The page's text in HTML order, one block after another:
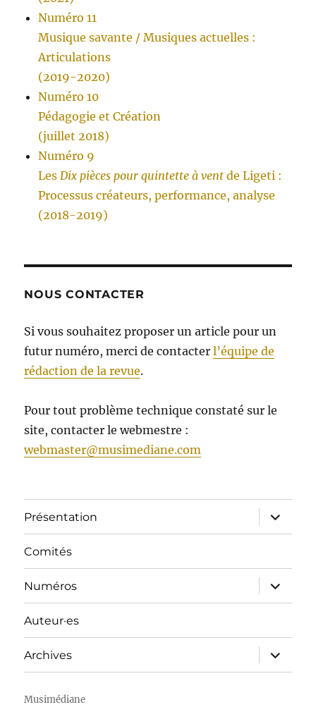
Numéro 11
Musique savante / Musiques actuelles :
Articulations
(2019-2020)
Numéro 10
Pédagogie et Création
(juillet 2018)
Numéro 9
LesDix pièces pour quintette à vent de Ligeti :
Processus créateurs, performance, analyse
(2018-2019)
NOUS CONTACTER
Si vous souhaitez proposer un article pour un
futur numéro, merci de contacterl’équipe de
rédaction de la revue.
Pour tout problème technique constaté sur le
site, contacter le webmestre :
webmaster@musimediane.com
Présentation
ouvrir
le
sous-
Comités
Numéros
ouvrir
le
sous-
Auteur·es
Archives
ouvrir
le
sous-
Musimédiane